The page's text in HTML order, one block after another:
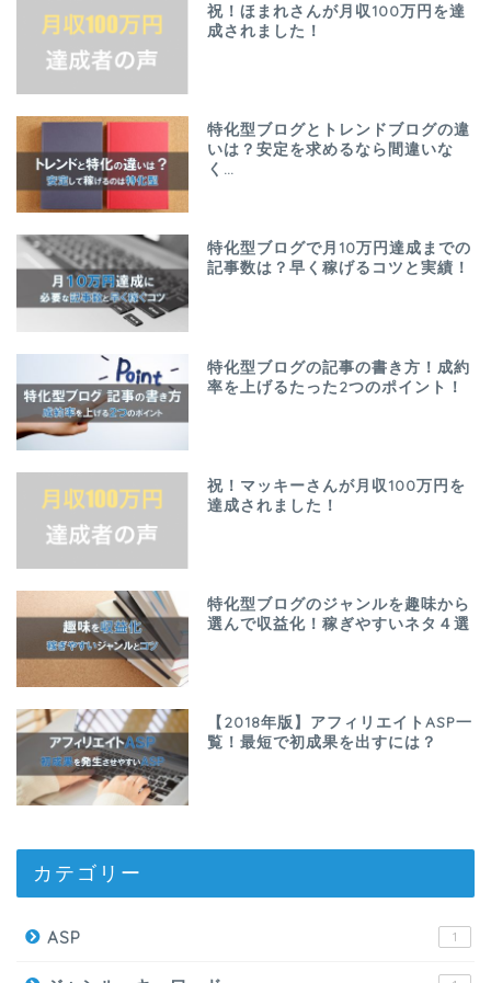
祝！ほまれさんが月収100万円を達
成されました！
特化型ブログとトレンドブログの違
いは？安定を求めるなら間違いな
く…
特化型ブログで月10万円達成までの
記事数は？早く稼げるコツと実績！
特化型ブログの記事の書き方！成約
率を上げるたった2つのポイント！
祝！マッキーさんが月収100万円を
達成されました！
特化型ブログのジャンルを趣味から
選んで収益化！稼ぎやすいネタ４選
【2018年版】アフィリエイトASP一
覧！最短で初成果を出すには？
カテゴリー
ASP 1